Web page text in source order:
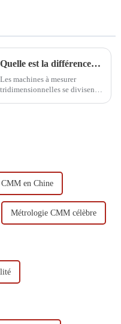
Quelle est la différence entre une MMT entièrement automatique et semi-automatique ?
Les machines à mesurer
tridimensionnelles se divisent
ordinateur.
en Chine
Métrologie CMM célèbre